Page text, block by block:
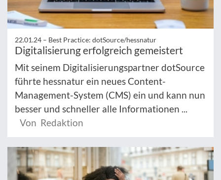
22.01.24 – Best Practice: dotSource/hessnatur
Digitalisierung erfolgreich gemeistert
Mit seinem Digitalisierungspartner dotSource
führte hessnatur ein neues Content-
Management-System (CMS) ein und kann nun
besser und schneller alle Informationen ...
Von Redaktion